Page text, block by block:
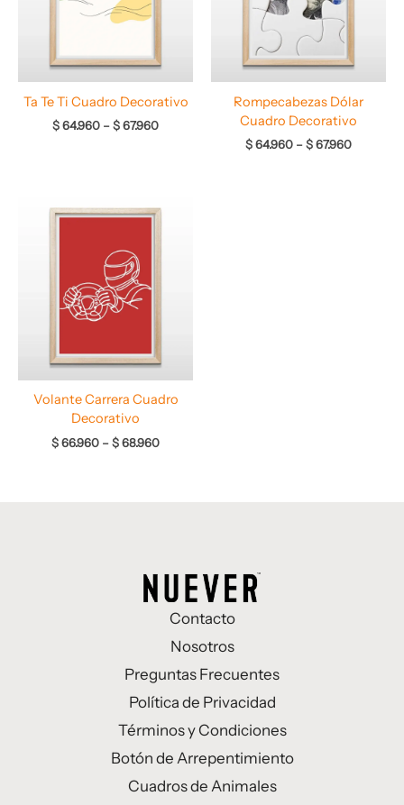
Ta Te Ti Cuadro Decorativo
$64.960 –$67.960
Rompecabezas Dólar
Cuadro Decorativo
$64.960 –$67.960
Volante Carrera Cuadro
Decorativo
$66.960 –$68.960
de
Contacto
Nosotros
Preguntas Frecuentes
Política de Privacidad
Términos y Condiciones
Botón de Arrepentimiento
Cuadros de Animales